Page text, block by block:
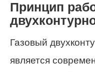
Принцип
Газовый
является